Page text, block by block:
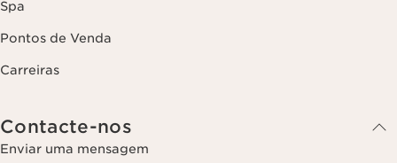
Spa
Pontos de Venda
Carreiras
Contacte-nos
Enviar uma mensagem